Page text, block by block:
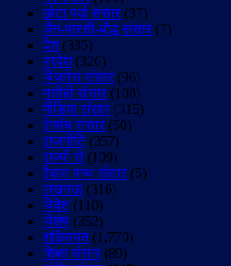
छोटा पर्दा संसार (37)
जैन-पारसी-बौद्ध संसार (7)
देश(335)
प्रदेश(326)
बिज़नेस संसार (96)
मसीही संसार (108)
मीडिया संसार (315)
रंगमंच संसार (50)
राजनीति(357)
राज्यों से (109)
रैदास पन्थ संसार (5)
लखनऊ (316)
विदेश(110)
विशेष (352)
शख़्सियत(1,770)
शिक्षा संसार (89)